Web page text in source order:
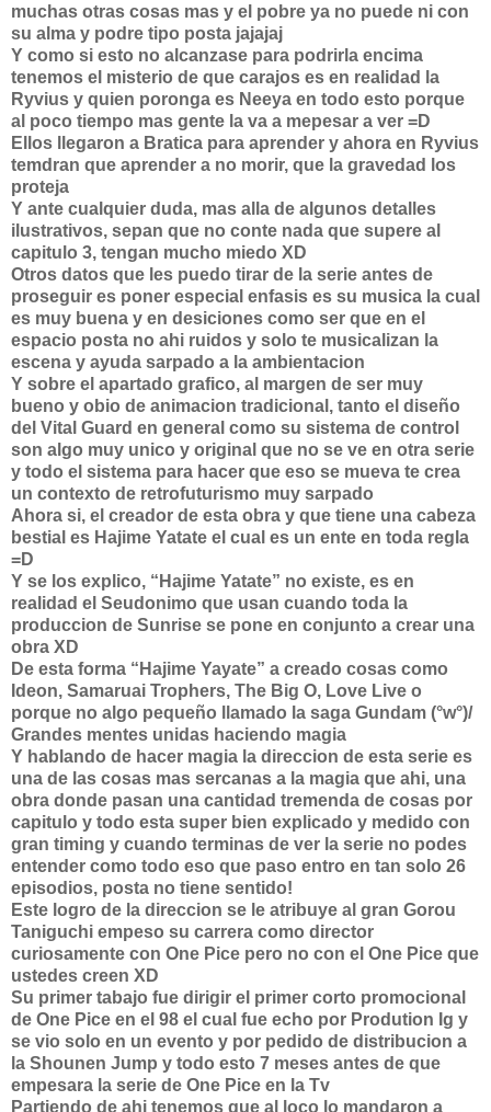
muchas otras cosas mas y el pobre ya no puede ni con
su alma y podre tipo posta jajajaj
Y como si esto no alcanzase para podrirla encima
tenemos el misterio de que carajos es en realidad la
Ryvius y quien poronga es Neeya en todo esto porque
al poco tiempo mas gente la va a mepesar a ver =D
Ellos llegaron a Bratica para aprender y ahora en Ryvius
temdran que aprender a no morir, que la gravedad los
proteja
Y ante cualquier duda, mas alla de algunos detalles
ilustrativos, sepan que no conte nada que supere al
capitulo 3, tengan mucho miedo XD
Otros datos que les puedo tirar de la serie antes de
proseguir es poner especial enfasis es su musica la cual
es muy buena y en desiciones como ser que en el
espacio posta no ahi ruidos y solo te musicalizan la
escena y ayuda sarpado a la ambientacion
Y sobre el apartado grafico, al margen de ser muy
bueno y obio de animacion tradicional, tanto el diseño
del Vital Guard en general como su sistema de control
son algo muy unico y original que no se ve en otra serie
y todo el sistema para hacer que eso se mueva te crea
un contexto de retrofuturismo muy sarpado
Ahora si, el creador de esta obra y que tiene una cabeza
bestial es Hajime Yatate el cual es un ente en toda regla
=D
Y se los explico, “Hajime Yatate” no existe, es en
realidad el Seudonimo que usan cuando toda la
produccion de Sunrise se pone en conjunto a crear una
obra XD
De esta forma “Hajime Yayate” a creado cosas como
Ideon, Samaruai Trophers, The Big O, Love Live o
porque no algo pequeño llamado la saga Gundam (°w°)/
Grandes mentes unidas haciendo magia
Y hablando de hacer magia la direccion de esta serie es
una de las cosas mas sercanas a la magia que ahi, una
obra donde pasan una cantidad tremenda de cosas por
capitulo y todo esta super bien explicado y medido con
gran timing y cuando terminas de ver la serie no podes
entender como todo eso que paso entro en tan solo 26
episodios, posta no tiene sentido!
Este logro de la direccion se le atribuye al gran Gorou
Taniguchi empeso su carrera como director
curiosamente con One Pice pero no con el One Pice que
ustedes creen XD
Su primer tabajo fue dirigir el primer corto promocional
de One Pice en el 98 el cual fue echo por Prodution Ig y
se vio solo en un evento y por pedido de distribucion a
la Shounen Jump y todo esto 7 meses antes de que
empesara la serie de One Pice en la Tv
Partiendo de ahi tenemos que al loco lo mandaron a